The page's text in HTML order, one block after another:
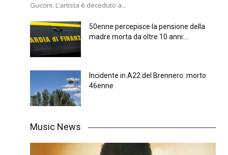
Guccini. L’artista è deceduto a...
50enne percepisce la pensione della
madre morta da oltre 10 anni:...
Incidente in A22 del Brennero: morto
46enne
Music News